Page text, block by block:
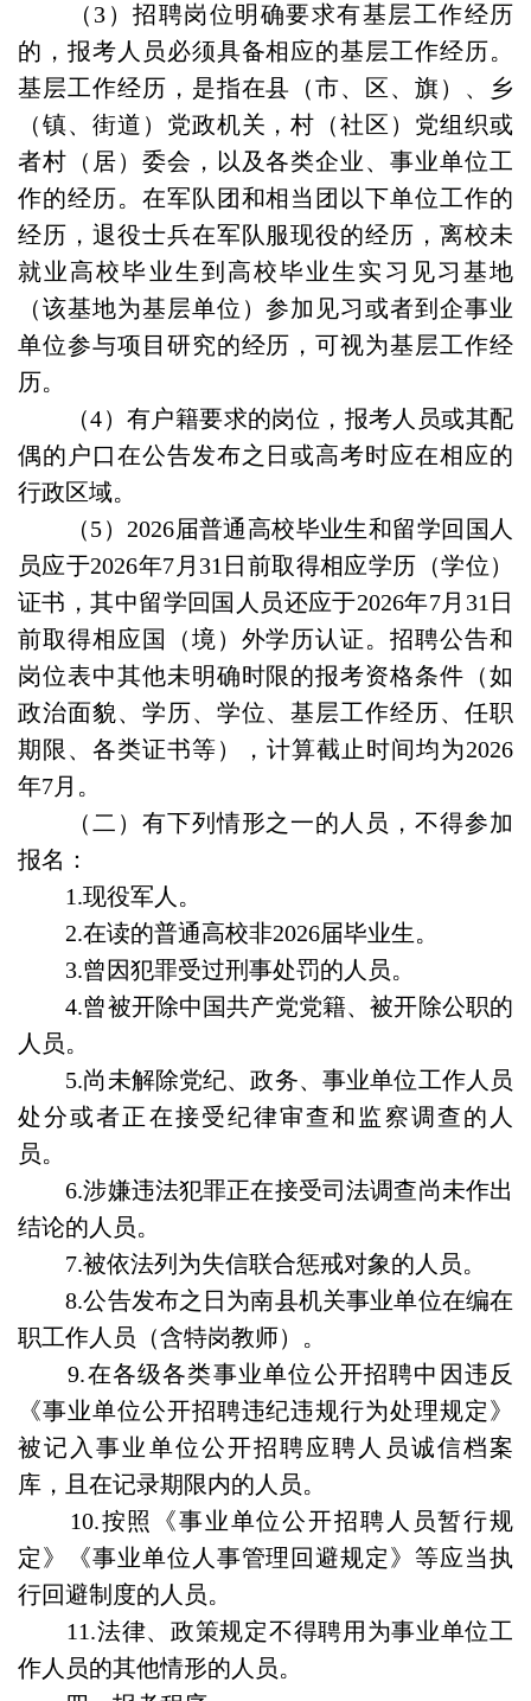
（3）招聘岗位明确要求有基层工作经历
的，报考人员必须具备相应的基层工作经历。
基层工作经历，是指在县（市、区、旗）、乡
（镇、街道）党政机关，村（社区）党组织或
者村（居）委会，以及各类企业、事业单位工
作的经历。在军队团和相当团以下单位工作的
经历，退役士兵在军队服现役的经历，离校未
就业高校毕业生到高校毕业生实习见习基地
（该基地为基层单位）参加见习或者到企事业
单位参与项目研究的经历，可视为基层工作经
历。
（4）有户籍要求的岗位，报考人员或其配
偶的户口在公告发布之日或高考时应在相应的
行政区域。
（5）2026届普通高校毕业生和留学回国人
员应于2026年7月31日前取得相应学历（学位）
证书，其中留学回国人员还应于2026年7月31日
前取得相应国（境）外学历认证。招聘公告和
岗位表中其他未明确时限的报考资格条件（如
政治面貌、学历、学位、基层工作经历、任职
期限、各类证书等），计算截止时间均为2026
年7月。
（二）有下列情形之一的人员，不得参加
报名：
1.现役军人。
2.在读的普通高校非2026届毕业生。
3.曾因犯罪受过刑事处罚的人员。
4.曾被开除中国共产党党籍、被开除公职的
人员。
5.尚未解除党纪、政务、事业单位工作人员
处分或者正在接受纪律审查和监察调查的人
员。
6.涉嫌违法犯罪正在接受司法调查尚未作出
结论的人员。
7.被依法列为失信联合惩戒对象的人员。
8.公告发布之日为南县机关事业单位在编在
职工作人员（含特岗教师）。
9.在各级各类事业单位公开招聘中因违反
《事业单位公开招聘违纪违规行为处理规定》
被记入事业单位公开招聘应聘人员诚信档案
库，且在记录期限内的人员。
10.按照《事业单位公开招聘人员暂行规
定》《事业单位人事管理回避规定》等应当执
行回避制度的人员。
11.法律、政策规定不得聘用为事业单位工
作人员的其他情形的人员。